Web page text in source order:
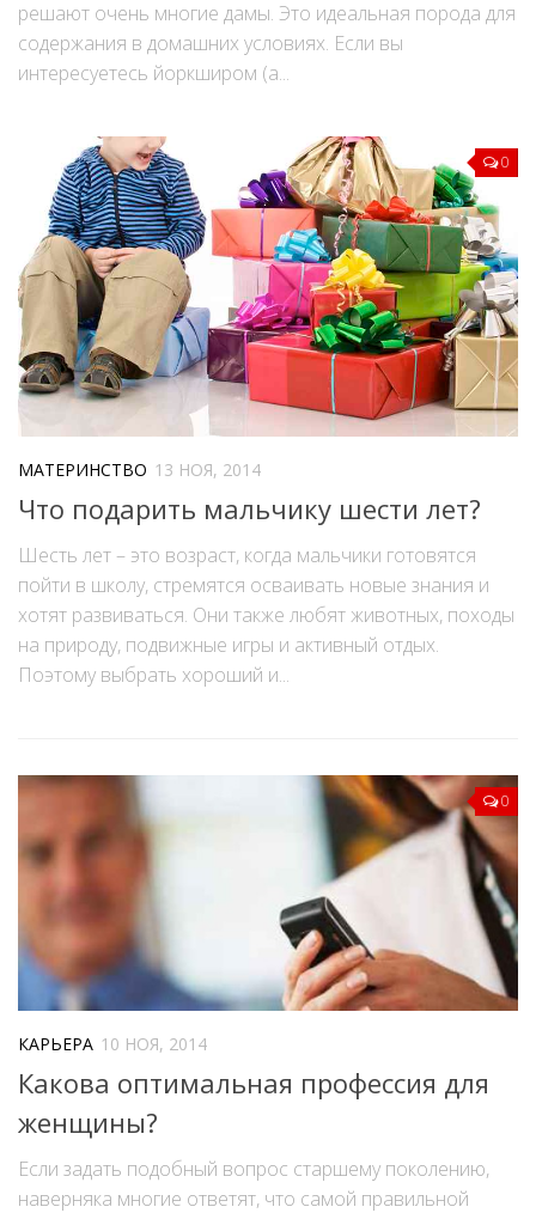
решают очень многие дамы. Это идеальная порода для
содержания в домашних условиях. Если вы
интересуетесь йоркширом (а...
0
МАТЕРИНСТВО 13 НОЯ, 2014
Что подарить мальчику шести лет?
Шесть лет – это возраст, когда мальчики готовятся
пойти в школу, стремятся осваивать новые знания и
хотят развиваться. Они также любят животных, походы
на природу, подвижные игры и активный отдых.
Поэтому выбрать хороший и...
0
КАРЬЕРА 10 НОЯ, 2014
Какова оптимальная профессия для
женщины?
Если задать подобный вопрос старшему поколению,
наверняка многие ответят, что самой правильной